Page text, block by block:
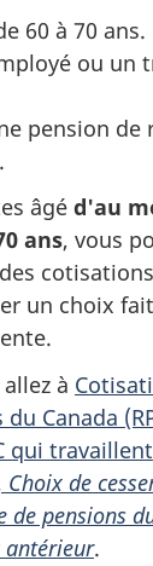
60 à 70 ans.
ou un
pension de
âgé d'au
ans, vous
un choix
à
Canada
qui travaillent
Choix de
de pensions
antérieur.